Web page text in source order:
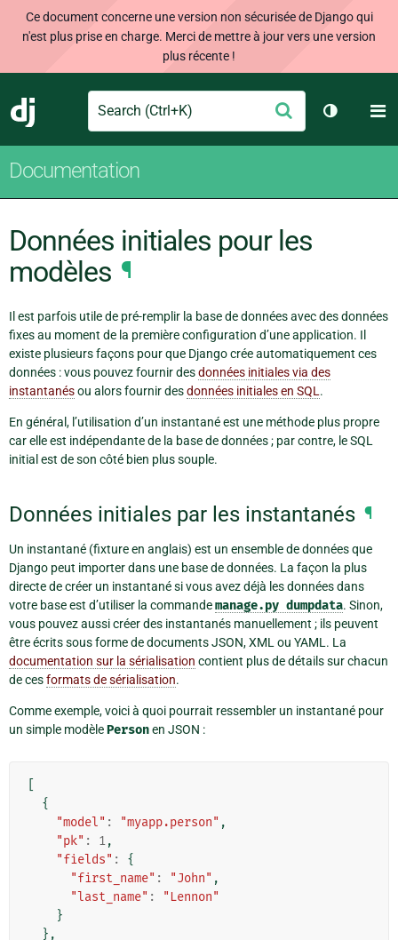
Ce document concerne une version non sécurisée de Django qui
n'est plus prise en charge. Merci de mettre à jour vers une version
plus récente !
Django
Search Envoyer
Changer
Documentation
Données initiales pour les
modèles ¶
Il est parfois utile de pré-remplir la base de données avec des données
fixes au moment de la première configuration d’une application. Il
existe plusieurs façons pour que Django crée automatiquement ces
données : vous pouvez fournir desdonnées initiales via des
instantanésou alors fournir desdonnées initiales en SQL .
En général, l’utilisation d’un instantané est une méthode plus propre
car elle est indépendante de la base de données ; par contre, le SQL
initial est de son côté bien plus souple.
Données initiales par les instantanés ¶
Un instantané (fixture en anglais) est un ensemble de données que
Django peut importer dans une base de données. La façon la plus
directe de créer un instantané si vous avez déjà les données dans
votre base est d’utiliser la commandemanage.py dumpdata. Sinon,
vous pouvez aussi créer des instantanés manuellement ; ils peuvent
être écrits sous forme de documents JSON, XML ou YAML. La
documentation sur la sérialisation contient plus de détails sur chacun
de cesformats de sérialisation.
Comme exemple, voici à quoi pourrait ressembler un instantané pour
un simple modèlePersonen JSON :
{
"model" : "myapp.person" ,
"pk" : 1,
"fields" :
{
"first_name" : "John" ,
"last_name" :
"Lennon"
}
},